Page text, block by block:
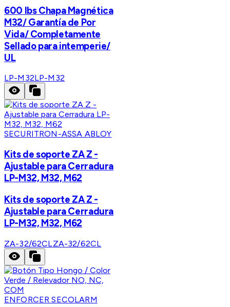
600 lbs Chapa Magnética
M32/ Garantía de Por
Vida/ Completamente
Sellado para intemperie/
UL
LP-M32LP-M32
SECURITRON-ASSA ABLOY
Kits de soporte ZA Z -
Ajustable para Cerradura
LP-M32, M32, M62
Kits de soporte ZA Z -
Ajustable para Cerradura
LP-M32, M32, M62
ZA-32/62CLZA-32/62CL
ENFORCER SECOLARM